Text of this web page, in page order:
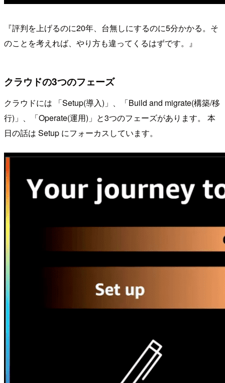
『評判を上げるのに20年、台無しにするのに5分かかる。そ
のことを考えれば、やり方も違ってくるはずです。』
クラウドの3つのフェーズ
クラウドには 「Setup(導入)」、「Build and migrate(構築/移
行)」、「Operate(運用)」と3つのフェーズがあります。 本
日の話は Setup にフォーカスしています。